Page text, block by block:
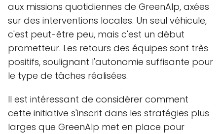
aux missions quotidiennes de GreenAlp, axées
sur des interventions locales. Un seul véhicule,
c'est peut-être peu, mais c'est un début
prometteur. Les retours des équipes sont très
positifs, soulignant l'autonomie suffisante pour
le type de tâches réalisées.
Il est intéressant de considérer comment
cette initiative s'inscrit dans les stratégies plus
larges que GreenAlp met en place pour